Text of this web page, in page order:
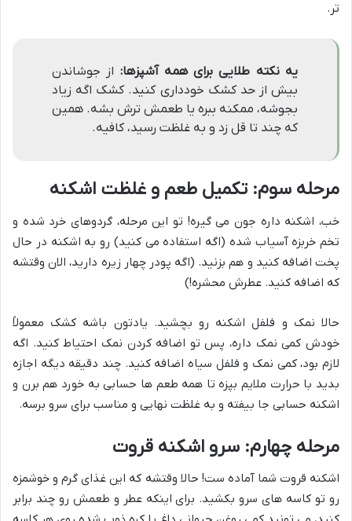
تر.
یه نکته طلایی برای همه آشپزها: از جوشاندن
بیش از حد کشک خودداری کنید. کشک اگه زیاد
بجوشه، ممکنه ببره یا طعمش ترش بشه. همین
که چند تا قل زد و به غلظت رسید، کافیه.
مرحله سوم: تکمیل طعم و غلظت اشکنه
خب، اشکنه داره جون می گیره! تو این مرحله، گردوهای خرد شده و
تخم خربزه آسیاب شده (اگه استفاده می کنید) رو به اشکنه در حال
پخت اضافه کنید و هم بزنید. (اگه پودر چهار زیره دارید، الان وقتشه
که اضافه کنید. عطرش محشره!)
حالا نمک و فلفل اشکنه رو بچشید. یادتون باشه کشک معمولاً
خودش کمی نمک داره، پس تو اضافه کردن نمک احتیاط کنید. اگه
لازم بود، کمی نمک و فلفل سیاه اضافه کنید. چند دقیقه دیگه اجازه
بدید با حرارت ملایم بپزه تا همه طعم ها حسابی به خورد هم برن و
اشکنه حسابی جا بیفته و به غلظت نهایی و مناسب برای سرو برسه.
مرحله چهارم: سرو اشکنه قروت
اشکنه قروت شما آماده ست! حالا وقتشه که این غذای گرم و خوشمزه
رو تو کاسه های سرو بکشید. برای اینکه عطر و طعمش رو چند برابر